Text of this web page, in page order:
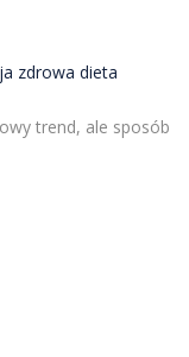
zdrowa dieta
trend, ale sposób